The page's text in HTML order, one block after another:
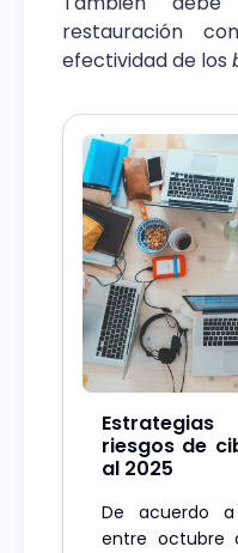
restauración
efectividad de los
riesgos de
al 2025
De acuerdo
entre octubre